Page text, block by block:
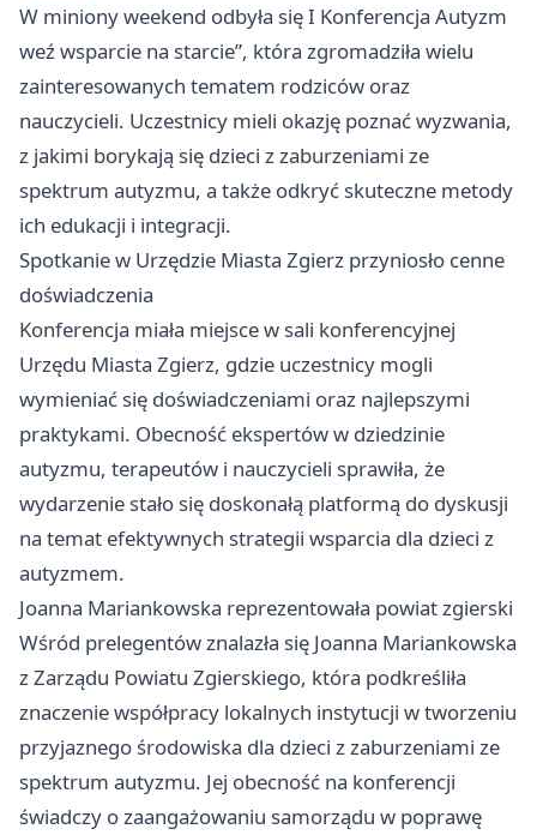
W miniony weekend odbyła się I Konferencja Autyzm
weź wsparcie na starcie”, która zgromadziła wielu
zainteresowanych tematem rodziców oraz
nauczycieli. Uczestnicy mieli okazję poznać wyzwania,
z jakimi borykają się dzieci z zaburzeniami ze
spektrum autyzmu, a także odkryć skuteczne metody
ich edukacji i integracji.
Spotkanie w Urzędzie Miasta Zgierz przyniosło cenne
doświadczenia
Konferencja miała miejsce w sali konferencyjnej
Urzędu Miasta Zgierz, gdzie uczestnicy mogli
wymieniać się doświadczeniami oraz najlepszymi
praktykami. Obecność ekspertów w dziedzinie
autyzmu, terapeutów i nauczycieli sprawiła, że
wydarzenie stało się doskonałą platformą do dyskusji
na temat efektywnych strategii wsparcia dla dzieci z
autyzmem.
Joanna Mariankowska reprezentowała powiat zgierski
Wśród prelegentów znalazła się Joanna Mariankowska
z Zarządu Powiatu Zgierskiego, która podkreśliła
znaczenie współpracy lokalnych instytucji w tworzeniu
przyjaznego środowiska dla dzieci z zaburzeniami ze
spektrum autyzmu. Jej obecność na konferencji
świadczy o zaangażowaniu samorządu w poprawę